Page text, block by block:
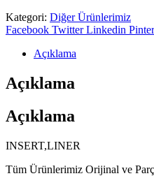
Kategori: Diğer Ürünlerimiz
Facebook Twitter Linkedin
Açıklama
Açıklama
Açıklama
INSERT,LINER
Tüm Ürünlerimiz Orijinal ve